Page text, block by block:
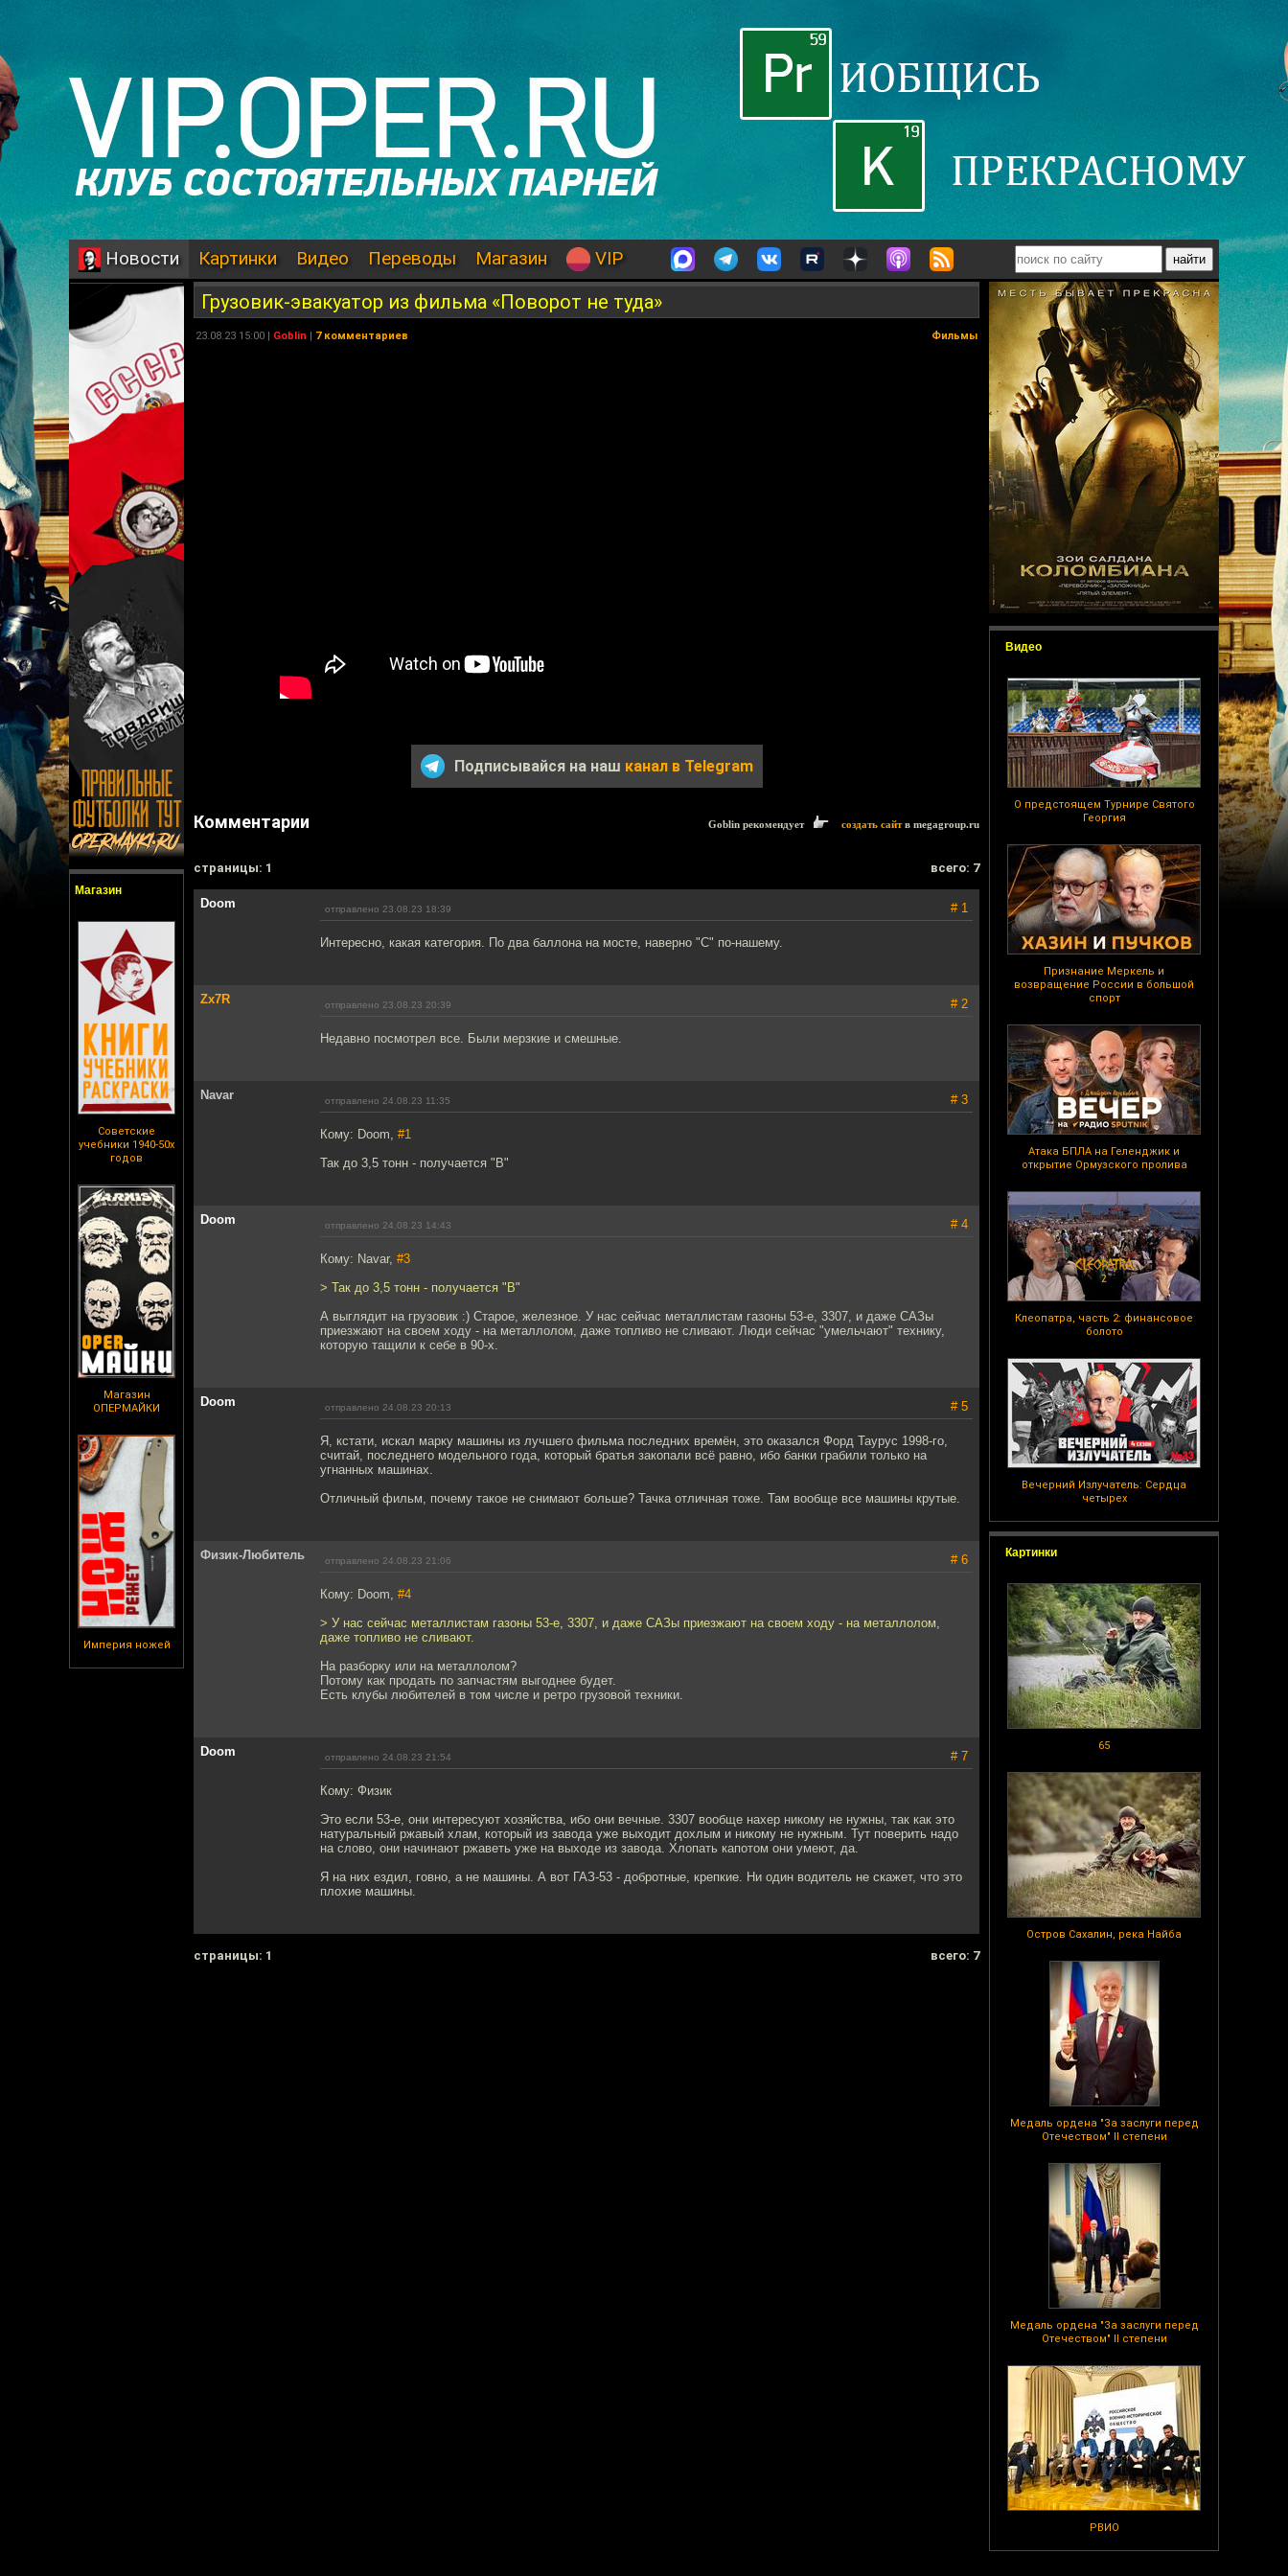
Новости Картинки Видео Переводы Магазин VIP
Магазин
Советские
учебники 1940-50х
годов
Магазин
ОПЕРМАЙКИ
Империя ножей
Видео
О предстоящем Турнире Святого
Георгия
Признание Меркель и
возвращение России в большой
спорт
Атака БПЛА на Геленджик и
открытие Ормузского пролива
Клеопатра, часть 2: финансовое
болото
Вечерний Излучатель: Сердца
четырех
Картинки
65
Остров Сахалин, река Найба
Медаль ордена "За заслуги перед
Отечеством" II степени
Медаль ордена "За заслуги перед
Отечеством" II степени
РВИО
Грузовик-эвакуатор из фильма «Поворот не туда»
23.08.23 15:00 | Goblin | 7 комментариев Фильмы
Подписывайся на наш канал в Telegram
Комментарии Goblin рекомендует создать сайтв megagroup.ru
cтраницы: 1 всего: 7
Doom отправлено 23.08.23 18:39 # 1
Интересно, какая категория. По два баллона на мосте, наверно "С" по-нашему.
Zx7R отправлено 23.08.23 20:39 # 2
Недавно посмотрел все. Были мерзкие и смешные.
Navar отправлено 24.08.23 11:35 # 3
Кому: Doom, #1
Так до 3,5 тонн - получается "B"
Doom отправлено 24.08.23 14:43 # 4
Кому: Navar, #3
> Так до 3,5 тонн - получается "B"
А выглядит на грузовик :) Старое, железное. У нас сейчас металлистам газоны 53-е, 3307, и даже САЗы
приезжают на своем ходу - на металлолом, даже топливо не сливают. Люди сейчас "умельчают" технику,
которую тащили к себе в 90-х.
Doom отправлено 24.08.23 20:13 # 5
Я, кстати, искал марку машины из лучшего фильма последних времён, это оказался Форд Таурус 1998-го,
считай, последнего модельного года, который братья закопали всё равно, ибо банки грабили только на
угнанных машинах.
Отличный фильм, почему такое не снимают больше? Тачка отличная тоже. Там вообще все машины крутые.
Физик-Любитель отправлено 24.08.23 21:06 # 6
Кому: Doom, #4
> У нас сейчас металлистам газоны 53-е, 3307, и даже САЗы приезжают на своем ходу - на металлолом,
даже топливо не сливают.
На разборку или на металлолом?
Потому как продать по запчастям выгоднее будет.
Есть клубы любителей в том числе и ретро грузовой техники.
Doom отправлено 24.08.23 21:54 # 7
Кому: Физик
Это если 53-е, они интересуют хозяйства, ибо они вечные. 3307 вообще нахер никому не нужны, так как это
натуральный ржавый хлам, который из завода уже выходит дохлым и никому не нужным. Тут поверить надо
на слово, они начинают ржаветь уже на выходе из завода. Хлопать капотом они умеют, да.
Я на них ездил, говно, а не машины. А вот ГАЗ-53 - добротные, крепкие. Ни один водитель не скажет, что это
плохие машины.
cтраницы: 1 всего: 7